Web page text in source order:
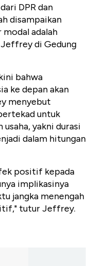
DPR dan
disampaikan
modal adalah
Jeffrey di Gedung
bahwa
ke depan akan
menyebut
untuk
yakni durasi
dalam hitungan
positif kepada
implikasinya
jangka menengah
tutur Jeffrey.